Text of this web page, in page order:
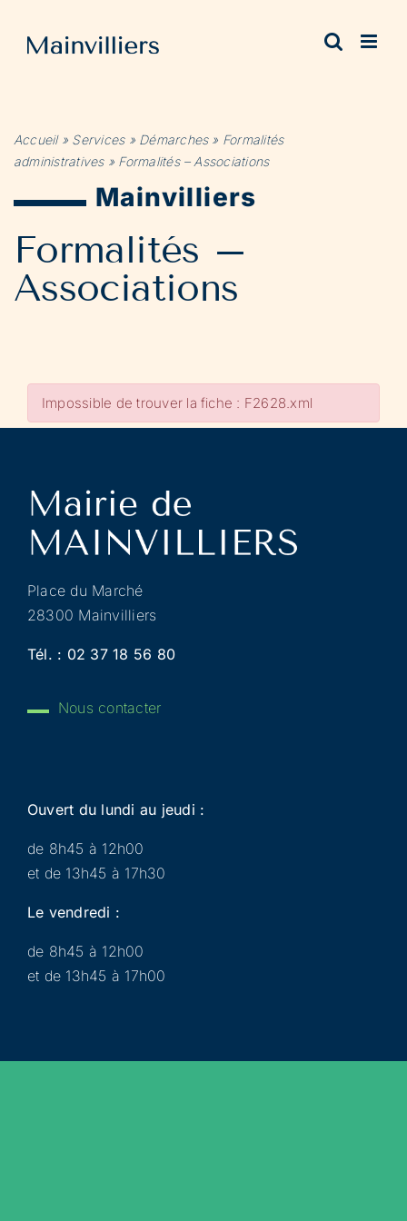
contenu
Accueil» Services» Démarches» Formalités
administratives» Formalités – Associations
Mainvilliers
Formalités –
Associations
Impossible de trouver la fiche : F2628.xml
Place du Marché
28300 Mainvilliers
Tél. : 02 37 18 56 80
Nous contacter
Ouvert du lundi au jeudi :
de 8h45 à 12h00
et de 13h45 à 17h30
Le vendredi :
de 8h45 à 12h00
et de 13h45 à 17h00